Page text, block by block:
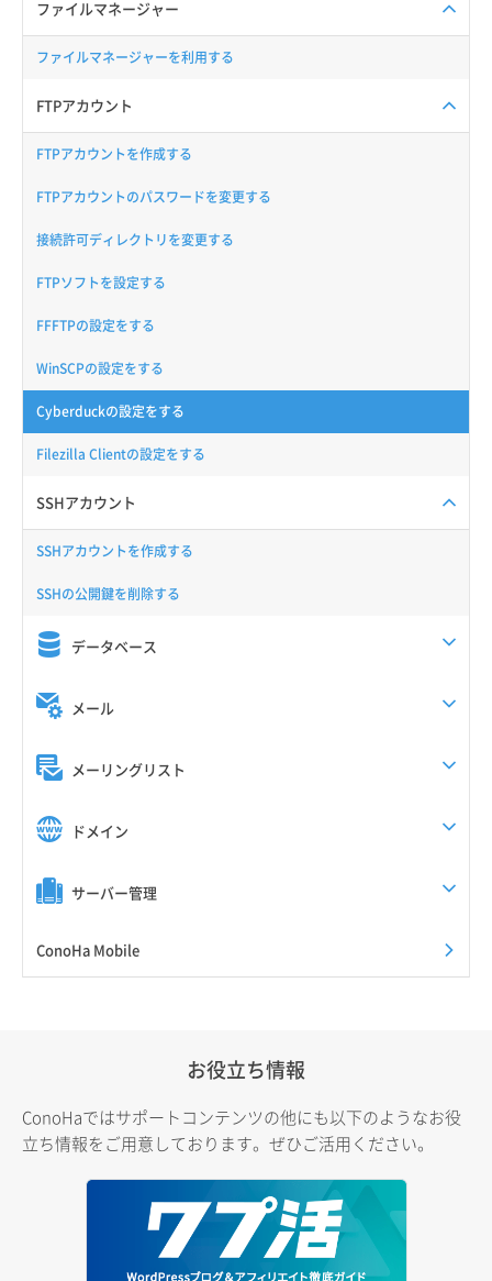
ファイルマネージャー
ファイルマネージャーを利用する
FTPアカウント
FTPアカウントを作成する
FTPアカウントのパスワードを変更する
接続許可ディレクトリを変更する
FTPソフトを設定する
FFFTPの設定をする
WinSCPの設定をする
Cyberduckの設定をする
Filezilla Clientの設定をする
SSHアカウント
SSHアカウントを作成する
SSHの公開鍵を削除する
データベース
メール
メーリングリスト
ドメイン
サーバー管理
ConoHa Mobile
お役立ち情報
ConoHaではサポートコンテンツの他にも以下のようなお役
立ち情報をご用意しております。ぜひご活用ください。